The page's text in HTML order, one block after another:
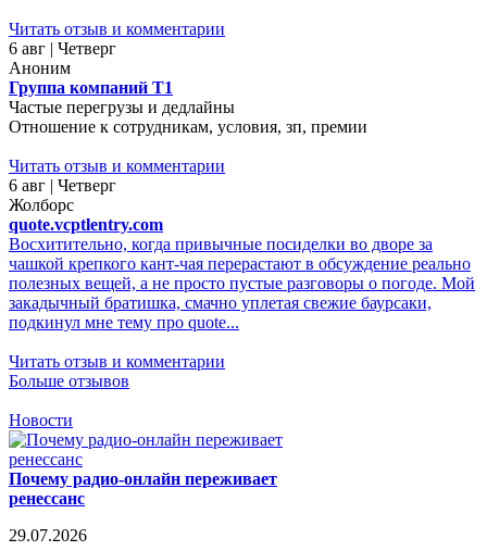
Читать отзыв и комментарии
6 авг | Четверг
Аноним
Группа компаний Т1
Частые перегрузы и дедлайны
Отношение к сотрудникам, условия, зп, премии
Читать отзыв и комментарии
6 авг | Четверг
Жолборс
quote.vcptlentry.com
Восхитительно, когда привычные посиделки во дворе за
чашкой крепкого кант-чая перерастают в обсуждение реально
полезных вещей, а не просто пустые разговоры о погоде. Мой
закадычный братишка, смачно уплетая свежие баурсаки,
подкинул мне тему про quote...
Читать отзыв и комментарии
Больше отзывов
Новости
Почему радио-онлайн переживает
ренессанс
29.07.2026